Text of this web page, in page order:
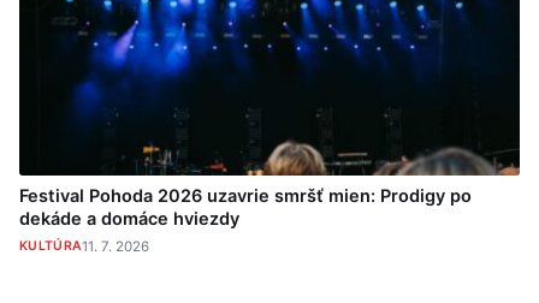
Festival Pohoda 2026 uzavrie smršť mien: Prodigy po
dekáde a domáce hviezdy
KULTÚRA11. 7. 2026